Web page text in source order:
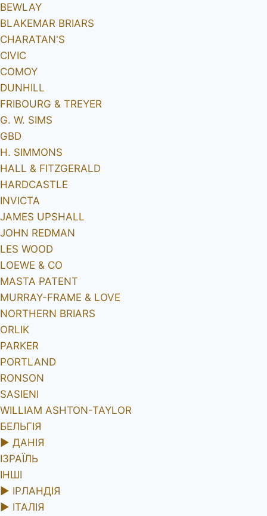
BEWLAY
BLAKEMAR BRIARS
CHARATAN'S
CIVIC
COMOY
DUNHILL
FRIBOURG & TREYER
G. W. SIMS
GBD
H. SIMMONS
HALL & FITZGERALD
HARDCASTLE
INVICTA
JAMES UPSHALL
JOHN REDMAN
LES WOOD
LOEWE & CO
MASTA PATENT
MURRAY-FRAME & LOVE
NORTHERN BRIARS
ORLIK
PARKER
PORTLAND
RONSON
SASIENI
WILLIAM ASHTON-TAYLOR
БЕЛЬГІЯ
► ДАНІЯ
ІЗРАЇЛЬ
ІНШІ
► ІРЛАНДІЯ
► ІТАЛІЯ